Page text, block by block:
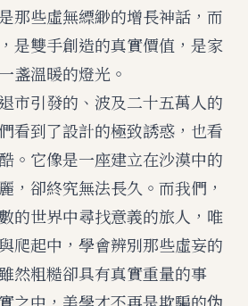
那些虛無縹緲的增長神話，而
是雙手創造的真實價值，是家
盞溫暖的燈光。
市引發的、波及二十五萬人的
看到了設計的極致誘惑，也看
。它像是一座建立在沙漠中的
，卻終究無法長久。而我們，
的世界中尋找意義的旅人，唯
爬起中，學會辨別那些虛妄的
然粗糙卻具有真實重量的事